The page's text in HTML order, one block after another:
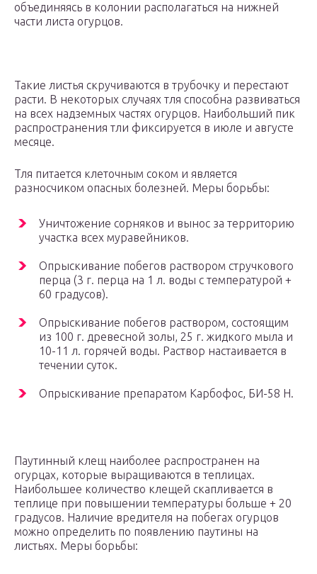
объединяясь в колонии располагаться на нижней
части листа огурцов.
Такие листья скручиваются в трубочку и перестают
расти. В некоторых случаях тля способна развиваться
на всех надземных частях огурцов. Наибольший пик
распространения тли фиксируется в июле и августе
месяце.
Тля питается клеточным соком и является
разносчиком опасных болезней. Меры борьбы:
Уничтожение сорняков и вынос за территорию
участка всех муравейников.
Опрыскивание побегов раствором стручкового
перца (3 г. перца на 1 л. воды с температурой +
60 градусов).
Опрыскивание побегов раствором, состоящим
из 100 г. древесной золы, 25 г. жидкого мыла и
10-11 л. горячей воды. Раствор настаивается в
течении суток.
Опрыскивание препаратом Карбофос, БИ-58 Н.
Паутинный клещ наиболее распространен на
огурцах, которые выращиваются в теплицах.
Наибольшее количество клещей скапливается в
теплице при повышении температуры больше + 20
градусов. Наличие вредителя на побегах огурцов
можно определить по появлению паутины на
листьях. Меры борьбы: